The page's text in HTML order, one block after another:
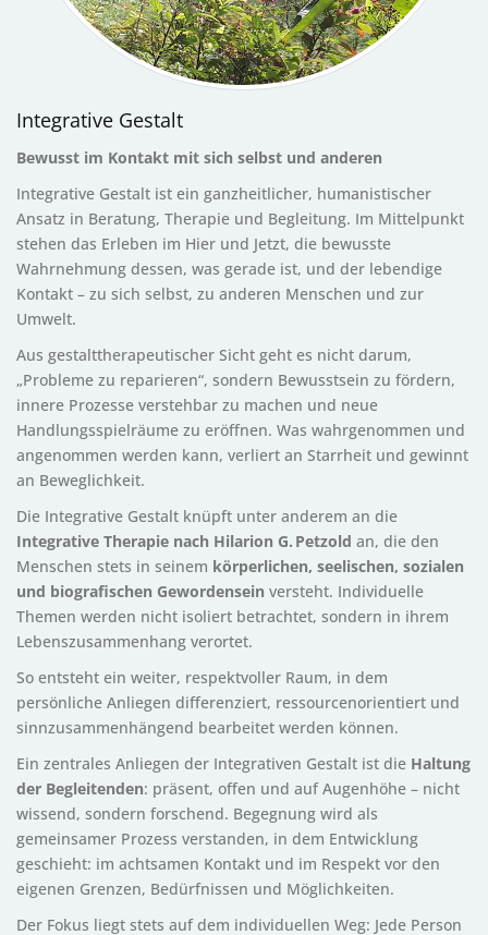
Integrative Gestalt
Bewusst im Kontakt mit sich selbst und anderen
Integrative Gestalt ist ein ganzheitlicher, humanistischer
Ansatz in Beratung, Therapie und Begleitung. Im Mittelpunkt
stehen das Erleben im Hier und Jetzt, die bewusste
Wahrnehmung dessen, was gerade ist, und der lebendige
Kontakt – zu sich selbst, zu anderen Menschen und zur
Umwelt.
Aus gestalttherapeutischer Sicht geht es nicht darum,
„Probleme zu reparieren“, sondern Bewusstsein zu fördern,
innere Prozesse verstehbar zu machen und neue
Handlungsspielräume zu eröffnen. Was wahrgenommen und
angenommen werden kann, verliert an Starrheit und gewinnt
an Beweglichkeit.
Die Integrative Gestalt knüpft unter anderem an die
Integrative Therapie nach Hilarion G. Petzold an, die den
Menschen stets in seinem körperlichen, seelischen, sozialen
und biografischen Gewordensein versteht. Individuelle
Themen werden nicht isoliert betrachtet, sondern in ihrem
Lebenszusammenhang verortet.
So entsteht ein weiter, respektvoller Raum, in dem
persönliche Anliegen differenziert, ressourcenorientiert und
sinnzusammenhängend bearbeitet werden können.
Ein zentrales Anliegen der Integrativen Gestalt ist die Haltung
der Begleitenden: präsent, offen und auf Augenhöhe – nicht
wissend, sondern forschend. Begegnung wird als
gemeinsamer Prozess verstanden, in dem Entwicklung
geschieht: im achtsamen Kontakt und im Respekt vor den
eigenen Grenzen, Bedürfnissen und Möglichkeiten.
Der Fokus liegt stets auf dem individuellen Weg: Jede Person